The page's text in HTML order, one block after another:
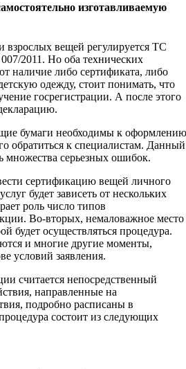
изготавливаемую
взрослых вещей регулируется ТС
2011. Но оба технических
наличие либо сертификата, либо
одежду, стоит понимать, что
госрегистрации. А после этого
бумаги необходимы к оформлению
обратиться к специалистам. Данный
множества серьезных ошибок.
сертификацию вещей личного
будет зависеть от нескольких
роль число типов
Во-вторых, немаловажное место
будет осуществляться процедура.
и многие другие моменты,
условий заявления.
считается непосредственный
направленные на
подробно расписаны в
состоит из следующих